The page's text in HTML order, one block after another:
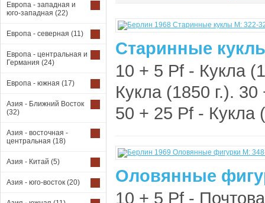
Европа - западная и
юго-западная (22)
Европа - северная (11)
Европа - центральная и
Германия (24)
Европа - южная (17)
Азия - Ближний Восток
(32)
Азия - восточная -
центральная (18)
Азия - Китай (5)
Азия - юго-восток (20)
Старинные
10 + 5 Pf - Кукла
Кукла (1850 г.).
50 + 25 Pf - Кукла
Оловянные
10 + 5 Pf -